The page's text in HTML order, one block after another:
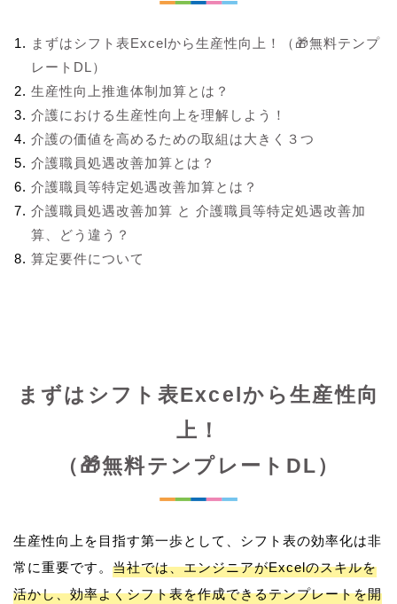
まずはシフト表Excelから生産性向上！（🎁無料テンプ
レートDL）
生産性向上推進体制加算とは？
介護における生産性向上を理解しよう！
介護の価値を高めるための取組は大きく３つ
介護職員処遇改善加算とは？
介護職員等特定処遇改善加算とは？
介護職員処遇改善加算 と 介護職員等特定処遇改善加
算、どう違う？
算定要件について
まずはシフト表Excelから生産性向
上！
（🎁無料テンプレートDL）
生産性向上を目指す第一歩として、シフト表の効率化は非
常に重要です。 当社では、エンジニアがExcelのスキルを
活かし、効率よくシフト表を作成できるテンプレートを開